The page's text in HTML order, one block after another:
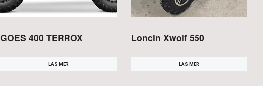
GOES 400 TERROX
LÄS MER
Loncin Xwolf 550
LÄS MER